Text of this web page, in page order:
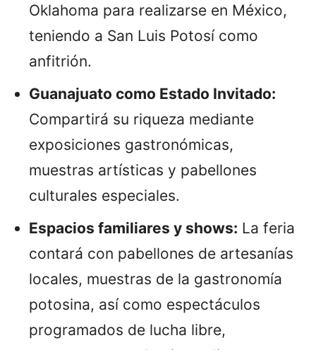
Oklahoma para realizarse en México,
teniendo a San Luis Potosí como
anfitrión.
Guanajuato como Estado Invitado:
Compartirá su riqueza mediante
exposiciones gastronómicas,
muestras artísticas y pabellones
culturales especiales.
Espacios familiares y shows: La feria
contará con pabellones de artesanías
locales, muestras de la gastronomía
potosina, así como espectáculos
programados de lucha libre,